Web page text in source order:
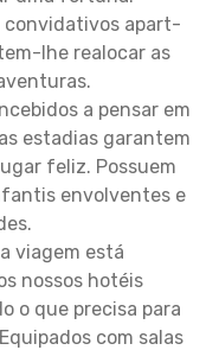
convidativos apart-
lhe realocar as
a pensar em
estadias garantem
feliz. Possuem
envolventes e
viagem está
nossos hotéis
o que precisa para
com salas